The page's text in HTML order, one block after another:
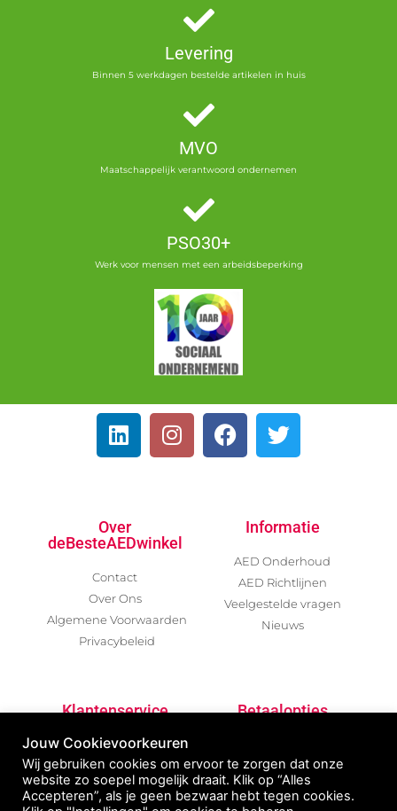
Levering
Binnen 5 werkdagen bestelde artikelen in huis
MVO
Maatschappelijk verantwoord ondernemen
PSO30+
Werk voor mensen met een arbeidsbeperking
Over
deBesteAEDwinkel
Contact
Over Ons
Algemene Voorwaarden
Privacybeleid
Informatie
AED Onderhoud
AED Richtlijnen
Veelgestelde vragen
Nieuws
Klantenservice
Garantievoorwaarden
Betalen / Verzenden /
Retour
AED Declaratie
Betaalopties
Jouw Cookievoorkeuren
Wij gebruiken cookies om ervoor te zorgen dat onze
website zo soepel mogelijk draait. Klik op “Alles
Accepteren”, als je geen bezwaar hebt tegen cookies.